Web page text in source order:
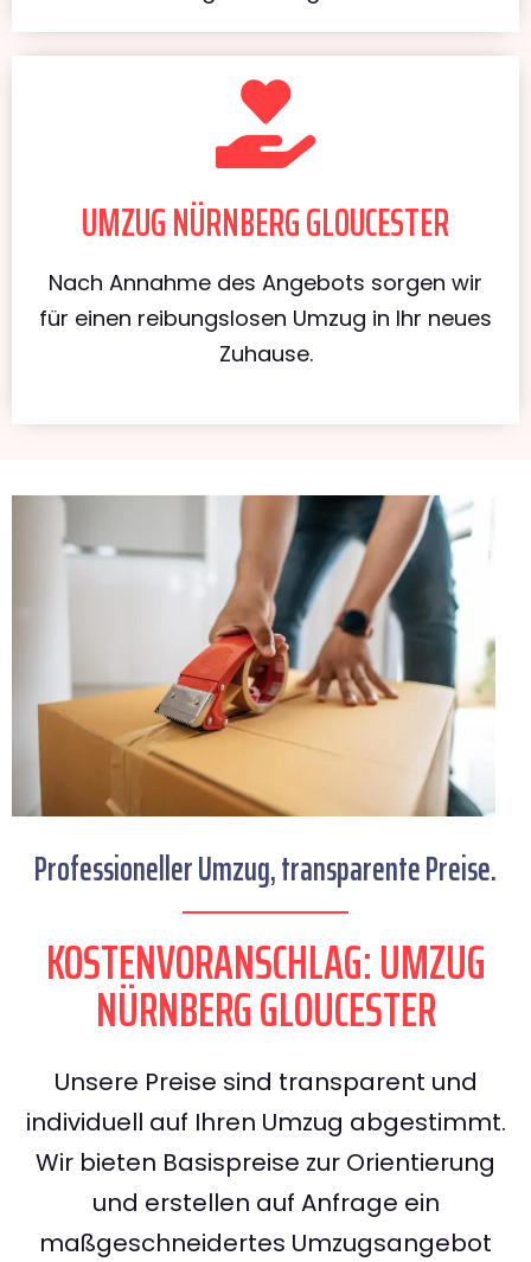
UMZUG NÜRNBERG GLOUCESTER
Nach Annahme des Angebots sorgen wir
für einen reibungslosen Umzug in Ihr neues
Zuhause.
Professioneller Umzug, transparente Preise.
KOSTENVORANSCHLAG: UMZUG
NÜRNBERG GLOUCESTER
Unsere Preise sind transparent und
individuell auf Ihren Umzug abgestimmt.
Wir bieten Basispreise zur Orientierung
und erstellen auf Anfrage ein
maßgeschneidertes Umzugsangebot